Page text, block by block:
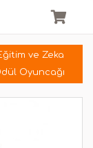
ve Zeka
Oyuncağı